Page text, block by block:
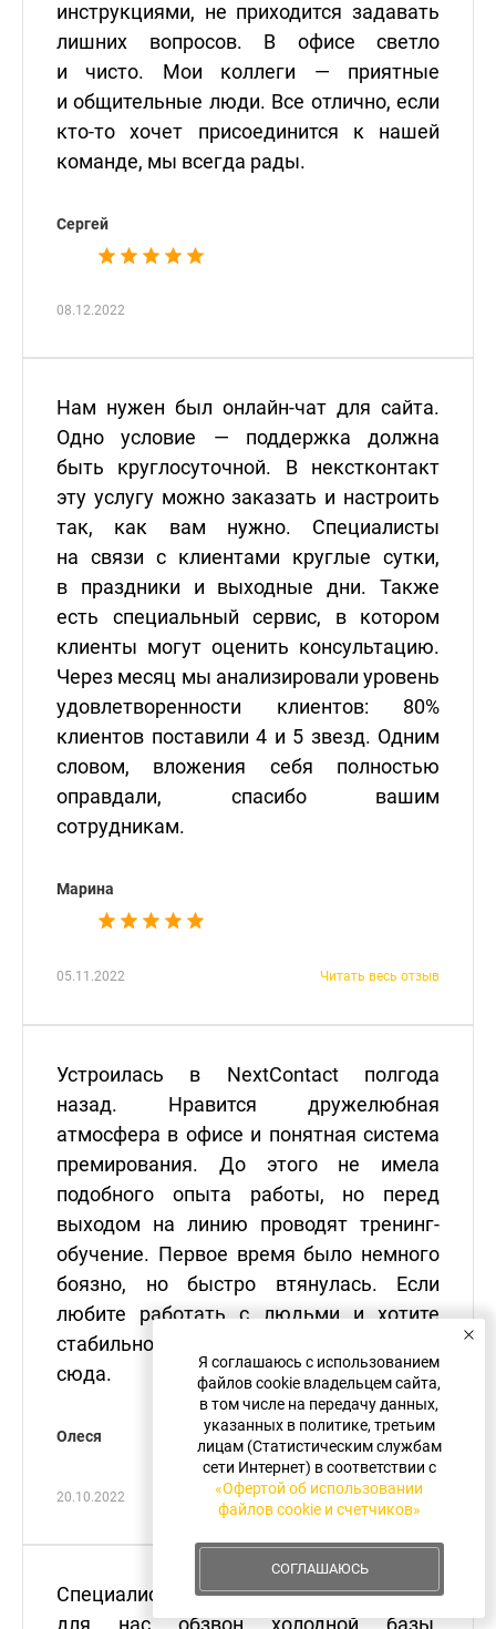
инструкциями, не приходится задавать
лишних вопросов. В офисе светло
и чисто. Мои коллеги — приятные
и общительные люди. Все отлично, если
кто-то хочет присоединится к нашей
команде, мы всегда рады.
Сергей
08.12.2022
Нам нужен был онлайн-чат для сайта.
Одно условие — поддержка должна
быть круглосуточной. В некстконтакт
эту услугу можно заказать и настроить
так, как вам нужно. Специалисты
на связи с клиентами круглые сутки,
в праздники и выходные дни. Также
есть специальный сервис, в котором
клиенты могут оценить консультацию.
Через месяц мы анализировали уровень
удовлетворенности клиентов: 80%
клиентов поставили 4 и 5 звезд. Одним
словом, вложения себя полностью
оправдали, спасибо вашим
сотрудникам.
Марина
05.11.2022 Читать весь отзыв
Устроилась в NextContact полгода
назад. Нравится дружелюбная
атмосфера в офисе и понятная система
премирования. До этого не имела
подобного опыта работы, но перед
выходом на линию проводят тренинг-
обучение. Первое время было немного
боязно, но быстро втянулась. Если
любите работать с людьми и хотите
стабильности по зарплате, то вам точно
сюда.
Олеся
20.10.2022
Специалисты NextContact проводили
для нас обзвон холодной базы.
Я соглашаюсь с использованием
файлов cookie владельцем сайта,
в том числе на передачу данных,
указанных в политике, третьим
лицам (Статистическим службам
сети Интернет) в соответствии с
«Офертой об использовании
файлов cookie и счетчиков»
СОГЛАШАЮСЬ